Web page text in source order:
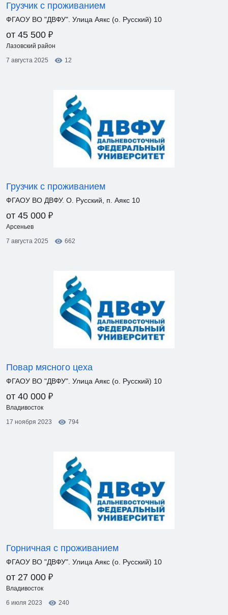
Грузчик с проживанием
ФГАОУ ВО "ДВФУ". Улица Аякс (о. Русский) 10
от 45 500 ₽
Лазовский район
7 августа 2025
12
Грузчик с проживанием
ФГАОУ ВО ДВФУ. О. Русский, п. Аякс 10
от 45 000 ₽
Арсеньев
7 августа 2025
662
Повар мясного цеха
ФГАОУ ВО "ДВФУ". Улица Аякс (о. Русский) 10
от 40 000 ₽
Владивосток
17 ноября 2023
794
Горничная с проживанием
ФГАОУ ВО "ДВФУ". Улица Аякс (о. Русский) 10
от 27 000 ₽
Владивосток
6 июля 2023
240